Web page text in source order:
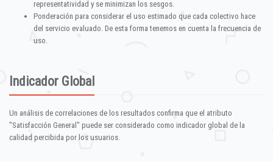
representatividad y se minimizan los sesgos.
Ponderación para considerar el uso estimado que cada colectivo hace
del servicio evaluado. De esta forma tenemos en cuenta la frecuencia de
uso.
Indicador Global
Un análisis de correlaciones de los resultados confirma que el atributo
"Satisfacción General" puede ser considerado como indicador global de la
calidad percibida por los usuarios.